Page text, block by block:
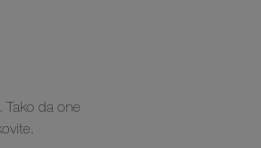
da one